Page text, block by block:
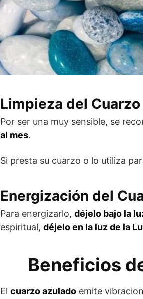
Limpieza del
Por ser una muy sensible, se
al mes.
Si presta su cuarzo o lo utiliza
Energización del
Para energizarlo, déjelo bajo la
espiritual, déjelo en la luz de la
Beneficios
El cuarzo azulado emite